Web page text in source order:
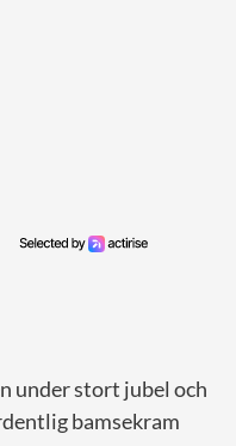
under stort jubel och
bamsekram